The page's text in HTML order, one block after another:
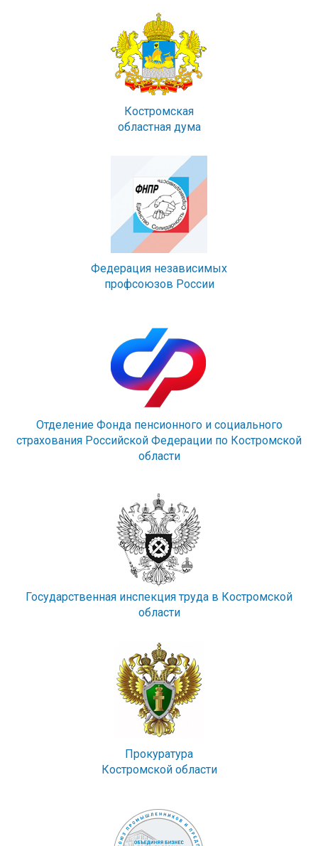
Костромская
областная дума
Федерация независимых
профсоюзов России
Отделение Фонда пенсионного и социального
страхования Российской Федерации по Костромской
области
Государственная инспекция труда в Костромской
области
Прокуратура
Костромской области